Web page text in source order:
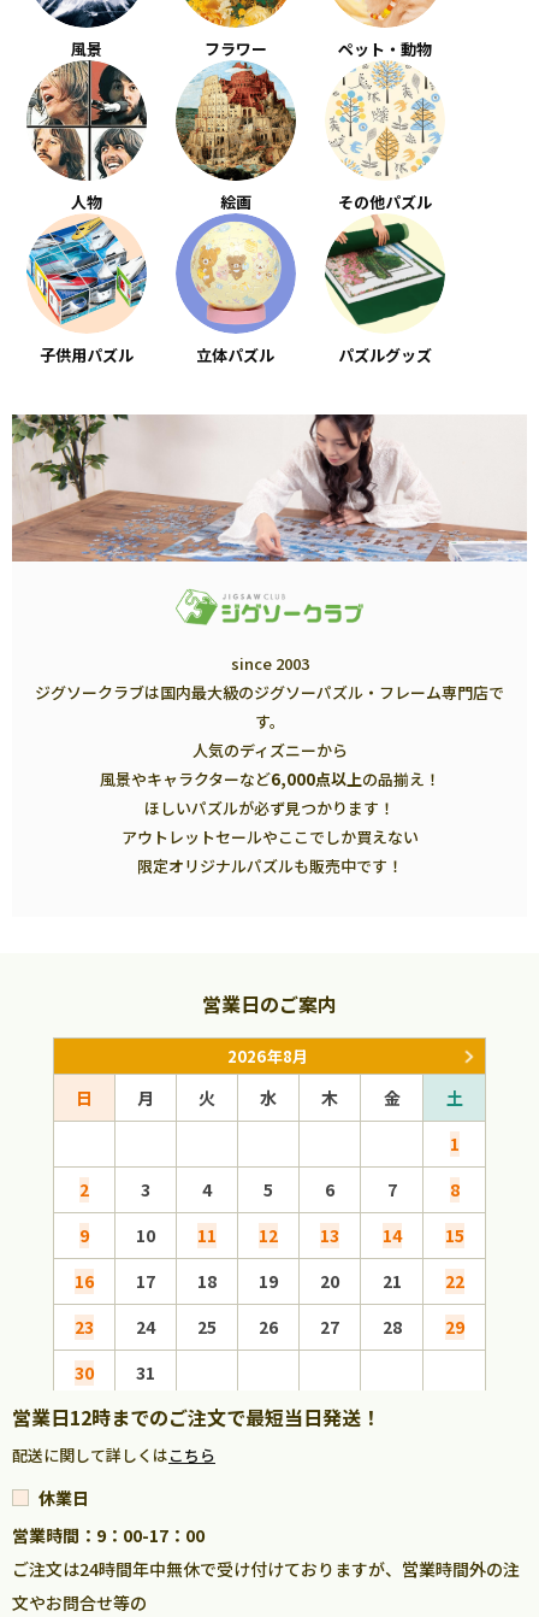
風景 フラワー ペット・動物
人物 絵画 その他パズル
子供用パズル 立体パズル パズルグッズ
since 2003
ジグソークラブは国内最大級のジグソーパズル・フレーム専門店で
す。
人気のディズニーから
風景やキャラクターなど6,000点以上の品揃え！
ほしいパズルが必ず見つかります！
アウトレットセールやここでしか買えない
限定オリジナルパズルも販売中です！
営業日のご案内
2026年8月
日 月 火 水 木 金
土
1
2
3 4 5 6 7
8
9
10 11 12 13 14
15
16
17 18 19 20 21
22
23
24 25 26 27 28
29
30
31
営業日12時までのご注文で最短当日発送！
配送に関して詳しくはこちら
休業日
営業時間：9：00-17：00
ご注文は24時間年中無休で受け付けておりますが、営業時間外の注
文やお問合せ等の